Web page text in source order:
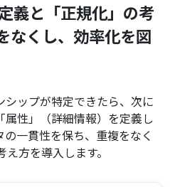
義と「正規化」の考
なくし、効率化を図
シップが特定できたら、次に
性」（詳細情報）を定義し
一貫性を保ち、重複をなく
方を導入します。